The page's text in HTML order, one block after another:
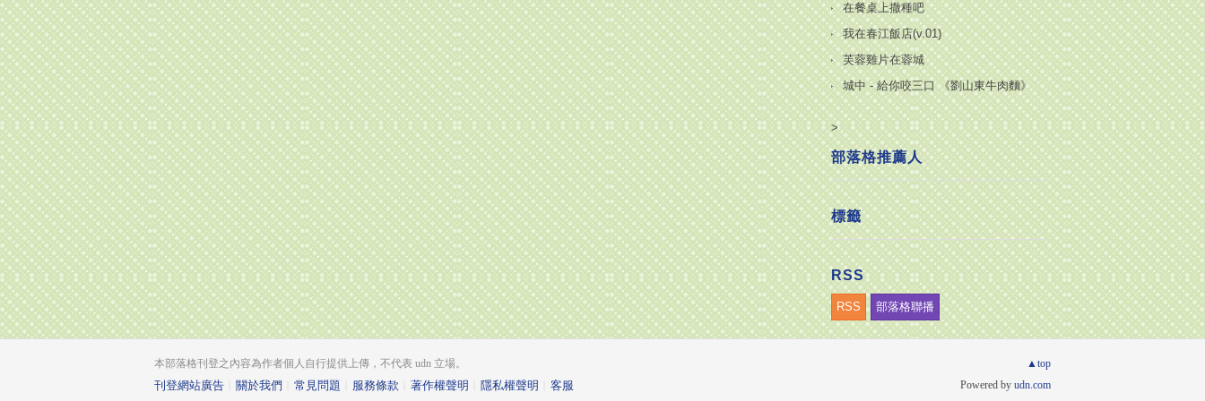
在餐桌上撒種吧
我在春江飯店(v.01)
芙蓉雞片在蓉城
城中 - 給你咬三口 《劉山東牛肉麵》
>
部落格推薦人
標籤
RSS
RSS 部落格聯播
▲top
本部落格刊登之內容為作者個人自行提供上傳，不代表 udn 立場。
刊登網站廣告 關於我們 常見問題 服務條款 著作權聲明 隱私權聲明 客服 Powered by udn.com